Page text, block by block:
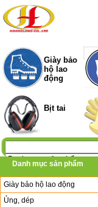
Giày bảo
hộ lao
động
Bịt tai
Danh mục sản phẩm
Giày bảo hộ lao động
Ủng, dép